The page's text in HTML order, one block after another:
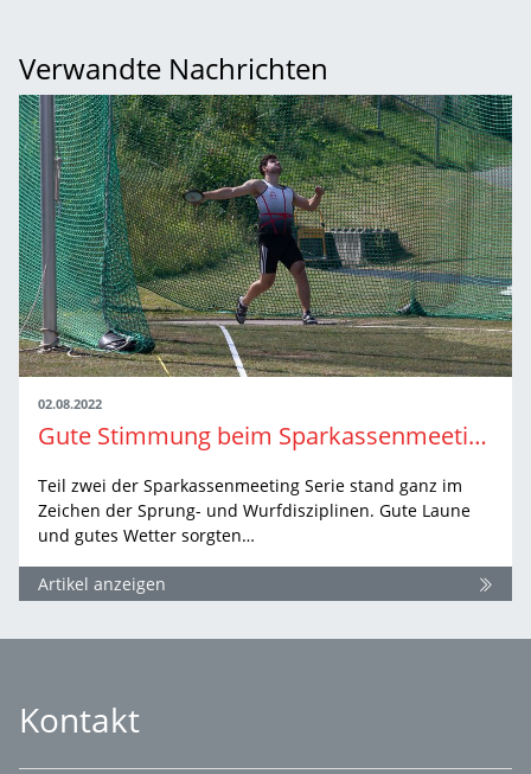
Verwandte Nachrichten
02.08.2022
Gute Stimmung beim Sparkassenmeeting des LAC Essingen
Teil zwei der Sparkassenmeeting Serie stand ganz im
Zeichen der Sprung- und Wurfdisziplinen. Gute Laune
und gutes Wetter sorgten…
Artikel anzeigen
Kontakt